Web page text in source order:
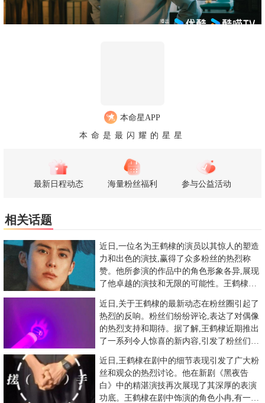
本命星APP
本命是最闪耀的星星
最新日程动态 海量粉丝福利 参与公益活动
相关话题
近日,一位名为王鹤棣的演员以其惊人的塑造
力和出色的演技,赢得了众多粉丝的热烈称
赞。他所参演的作品中的角色形象各异,展现
了他卓越的演技和无限的可能性。王鹤棣在
近日,关于王鹤棣的最新动态在粉丝圈引起了
热烈的反响。粉丝们纷纷评论,表达了对偶像
的热烈支持和期待。据了解,王鹤棣近期推出
了一系列令人惊喜的新内容,引发了粉丝们的
近日,王鹤棣在剧中的细节表现引发了广大粉
丝和观众的热烈讨论。他在新剧《黑夜告
白》中的精湛演技再次展现了其深厚的表演
功底。王鹤棣在剧中饰演的角色小冉,有一个